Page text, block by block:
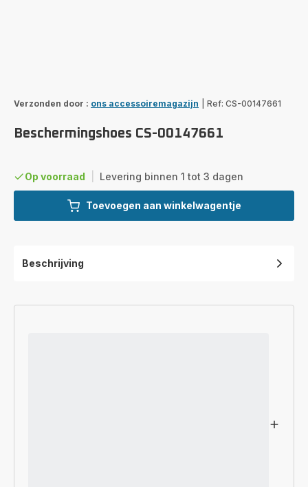
Verzonden door : ons accessoiremagazijn Ref: CS-00147661
Beschermingshoes CS-00147661
Op voorraad Levering binnen 1 tot 3 dagen
Toevoegen aan winkelwagentje
Beschrijving